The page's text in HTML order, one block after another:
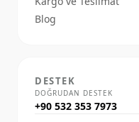
Blog
DESTEK
DOĞRUDAN DESTEK
+90 532 353 7973